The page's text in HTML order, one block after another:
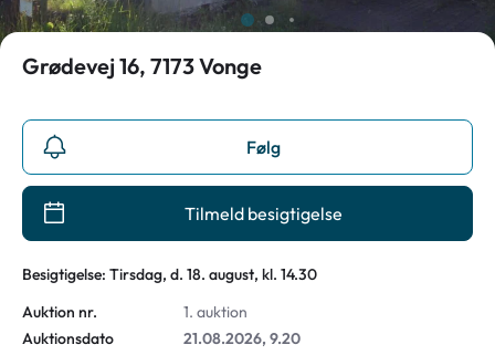
Auktion nr.
1. auktion
Auktionsdato
21.08.2026, 9.20
Grødevej 16, 7173 Vonge
Følg
Tilmeld besigtigelse
Besigtigelse: Tirsdag, d. 18. august, kl. 14.30